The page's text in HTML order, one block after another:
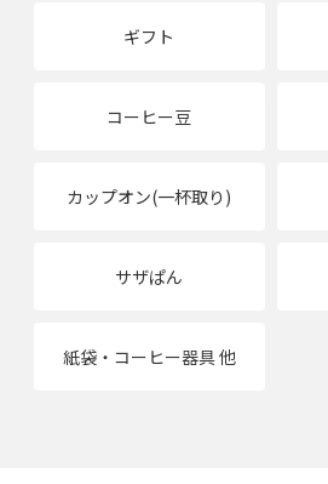
ギフト
コーヒー豆
カップオン(一杯取り)
サザぱん
紙袋・コーヒー器具 他